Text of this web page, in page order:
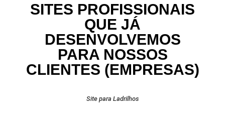
SITES PROFISSIONAIS
QUE JÁ
DESENVOLVEMOS
PARA NOSSOS
CLIENTES (EMPRESAS)
Site para Ladrilhos